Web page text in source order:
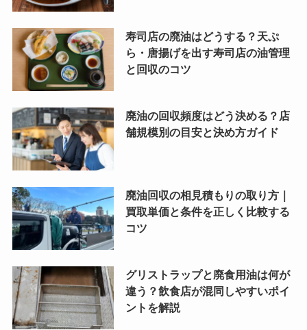
寿司店の廃油はどうする？天ぷ
ら・唐揚げを出す寿司店の油管理
と回収のコツ
廃油の回収頻度はどう決める？店
舗規模別の目安と決め方ガイド
廃油回収の相見積もりの取り方｜
買取単価と条件を正しく比較する
コツ
グリストラップと廃食用油は何が
違う？飲食店が混同しやすいポイ
ントを解説